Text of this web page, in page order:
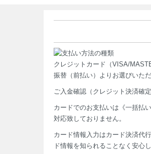
クレジットカード（VISA/
振替（前払い）よりお選びいただ
ご入金確認（クレジット決済確
カードでのお支払いは《一括払
対応致しておりません。
カード情報入力はカード決済代
ド情報を知られることなく安心